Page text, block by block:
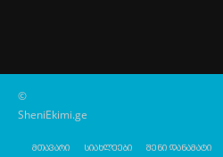
©
SheniEkimi.ge
მთავარი სიახლეები შენი დანამატი